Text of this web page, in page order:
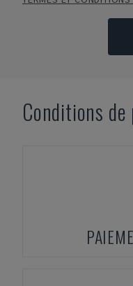
Conditions